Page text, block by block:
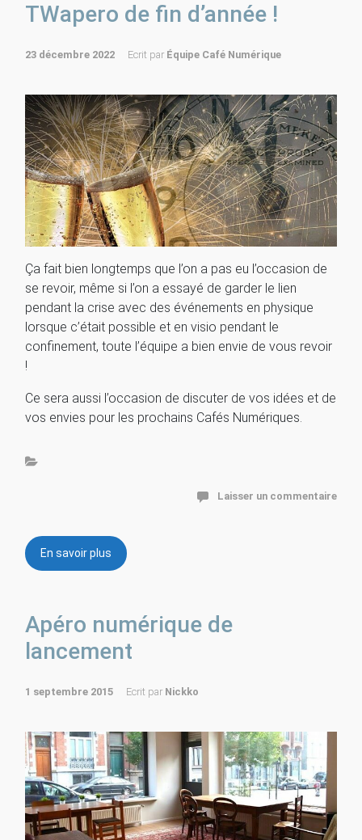
TWapero de fin d’année !
23 décembre 2022 Ecrit par Équipe Café Numérique
Ça fait bien longtemps que l’on a pas eu l’occasion de
se revoir, même si l’on a essayé de garder le lien
pendant la crise avec des événements en physique
lorsque c’était possible et en visio pendant le
confinement, toute l’équipe a bien envie de vous revoir
!
Ce sera aussi l’occasion de discuter de vos idées et de
vos envies pour les prochains Cafés Numériques.
Laisser un commentaire
En savoir plus
Apéro numérique de
lancement
1 septembre 2015 Ecrit par Nickko